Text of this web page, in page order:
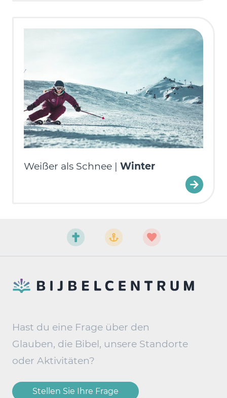
Weißer als Schnee | Winter
Hast du eine Frage über den
Glauben, die Bibel, unsere Standorte
oder Aktivitäten?
Stellen Sie Ihre Frage